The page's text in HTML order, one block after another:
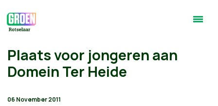
Plaats voor jongeren aan
Domein Ter Heide
06 November 2011